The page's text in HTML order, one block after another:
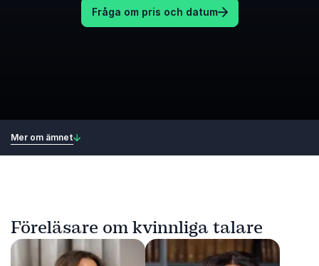
Fråga om pris och datum
Mer om ämnet
Föreläsare om kvinnliga talare